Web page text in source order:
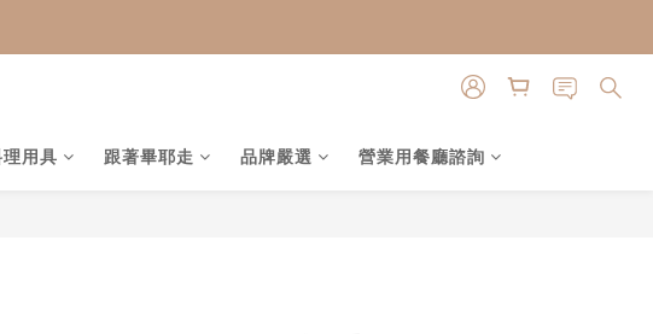
用具 跟著畢耶走 品牌嚴選 營業用餐廳諮詢